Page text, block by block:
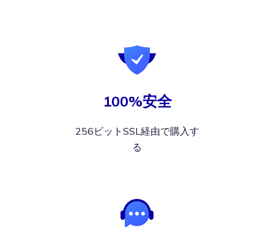
100%安全
256ビットSSL経由で購入す
る